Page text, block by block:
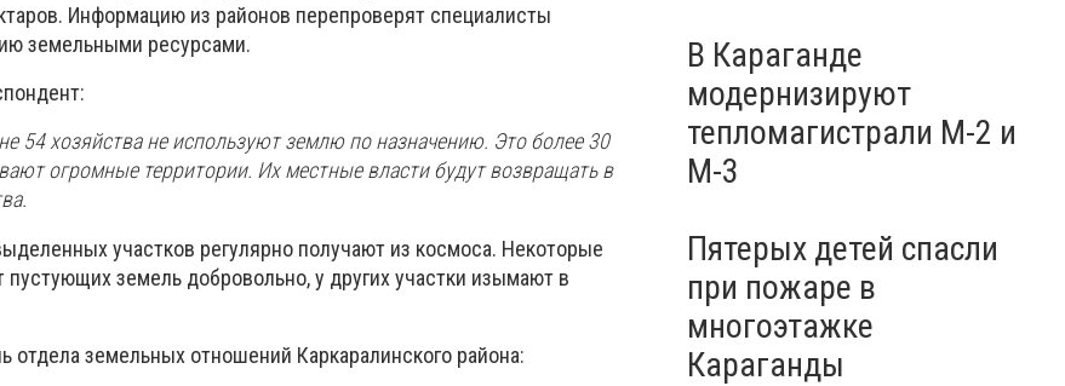
Информацию из районов перепроверят специалисты
земельными ресурсами.
54 хозяйства не используют землю по назначению. Это более 30
огромные территории. Их местные власти будут возвращать в
участков регулярно получают из космоса. Некоторые
пустующих земель добровольно, у других участки изымают в
отдела земельных отношений Каркаралинского района:
В Караганде
модернизируют
тепломагистрали М-2 и
М-3
Пятерых детей спасли
при пожаре в
многоэтажке
Караганды